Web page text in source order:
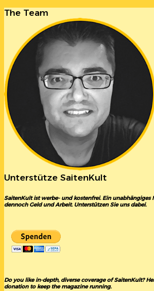
The Team
Unterstütze SaitenKult
SaitenKult ist werbe- und kostenfrei. Ein unabhängiges
dennoch Geld und Arbeit. Unterstützen Sie uns dabei.
Do you like in-depth, diverse coverage of SaitenKult?
donation to keep the magazine running.